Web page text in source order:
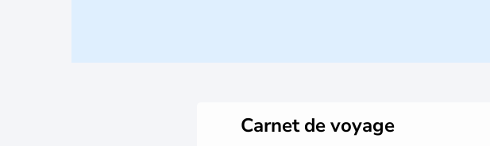
Carnet de voyage